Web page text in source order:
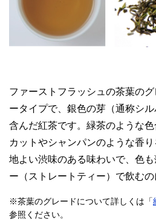
ファーストフラッシュの茶葉の
ータイプで、銀色の芽（通称シ
含んだ紅茶です。緑茶のような
カットやシャンパンのような香
地よい渋味のある味わいで、色
ー（ストレートティー）で飲むの
※茶葉のグレードについて詳しくは「
参照ください。